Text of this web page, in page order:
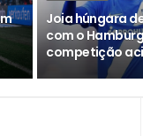
Joia húngara
com o
competição